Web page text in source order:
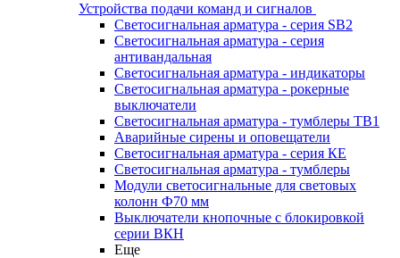
Устройства подачи команд и сигналов
Светосигнальная арматура - серия SB2
Светосигнальная арматура - серия
антивандальная
Светосигнальная арматура - индикаторы
Светосигнальная арматура - рокерные
выключатели
Светосигнальная арматура - тумблеры ТВ1
Аварийные сирены и оповещатели
Светосигнальная арматура - серия КЕ
Светосигнальная арматура - тумблеры
Модули светосигнальные для световых
колонн Ф70 мм
Выключатели кнопочные с блокировкой
серии ВКН
Еще